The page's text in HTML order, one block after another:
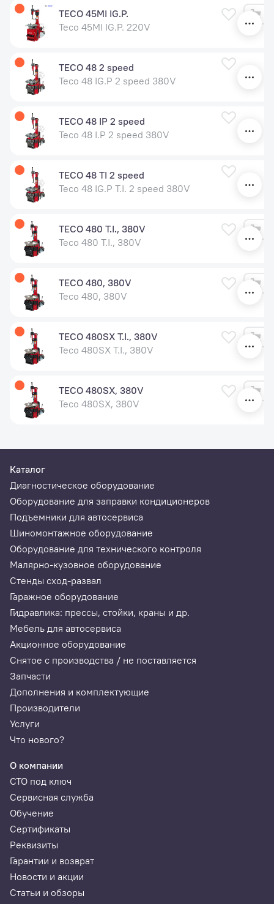
TECO 45MI IG.P.
Teco 45MI IG.P. 220V
TECO 48 2 speed
Teco 48 IG.P 2 speed 380V
TECO 48 IP 2 speed
Teco 48 I.P 2 speed 380V
TECO 48 TI 2 speed
Teco 48 IG.P T.I. 2 speed 380V
TECO 480 T.I., 380V
Teco 480 T.I., 380V
TECO 480, 380V
Teco 480, 380V
TECO 480SX T.I., 380V
Teco 480SX T.I., 380V
TECO 480SX, 380V
Teco 480SX, 380V
Каталог
Диагностическое оборудование
Оборудование для заправки кондиционеров
Подъемники для автосервиса
Шиномонтажное оборудование
Оборудование для технического контроля
Малярно-кузовное оборудование
Стенды сход-развал
Гаражное оборудование
Гидравлика: прессы, стойки, краны и др.
Мебель для автосервиса
Акционное оборудование
Снятое с производства / не поставляется
Запчасти
Дополнения и комплектующие
Производители
Услуги
Что нового?
О компании
СТО под ключ
Сервисная служба
Обучение
Сертификаты
Реквизиты
Гарантии и возврат
Новости и акции
Статьи и обзоры